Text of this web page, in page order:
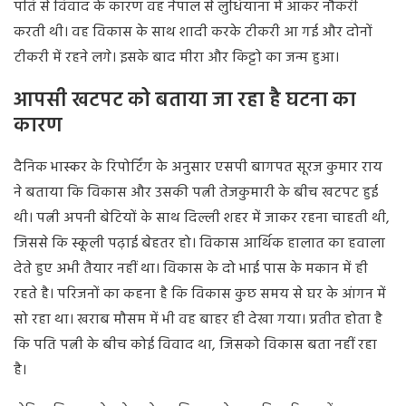
पति से विवाद के कारण वह नेपाल से लुधियाना में आकर नौकरी
करती थी। वह विकास के साथ शादी करके टीकरी आ गई और दोनों
टीकरी में रहने लगे। इसके बाद मीरा और किट्टो का जन्म हुआ।
आपसी खटपट को बताया जा रहा है घटना का
कारण
दैनिक भास्कर के रिपोर्टिंग के अनुसार एसपी बागपत सूरज कुमार राय
ने बताया कि विकास और उसकी पत्नी तेजकुमारी के बीच खटपट हुई
थी। पत्नी अपनी बेटियों के साथ दिल्ली शहर में जाकर रहना चाहती थी,
जिससे कि स्कूली पढ़ाई बेहतर हो। विकास आर्थिक हालात का हवाला
देते हुए अभी तैयार नहीं था। विकास के दो भाई पास के मकान में ही
रहते है। परिजनों का कहना है कि विकास कुछ समय से घर के आंगन में
सो रहा था। खराब मौसम में भी वह बाहर ही देखा गया। प्रतीत होता है
कि पति पत्नी के बीच कोई विवाद था, जिसको विकास बता नहीं रहा
है।